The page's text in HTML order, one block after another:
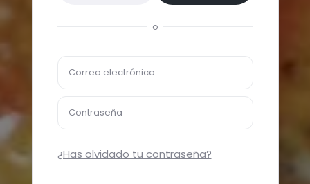
o
Correo electrónico
Contraseña
¿Has olvidado tu contraseña?